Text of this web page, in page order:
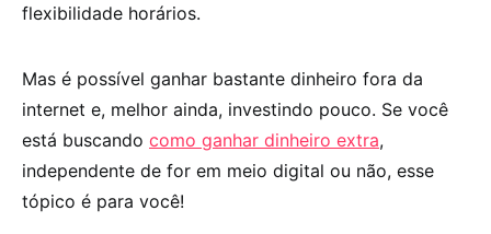
flexibilidade horários.
Mas é possível ganhar bastante dinheiro fora da
internet e, melhor ainda, investindo pouco. Se você
está buscando como ganhar dinheiro extra,
independente de for em meio digital ou não, esse
tópico é para você!